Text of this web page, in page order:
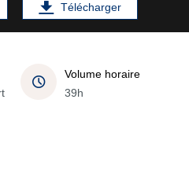
Télécharger
Volume horaire
39h